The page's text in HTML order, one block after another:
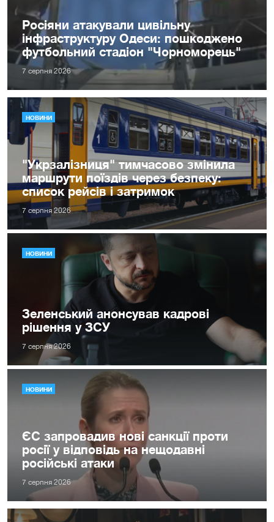
Росіяни атакували цивільну
інфраструктуру Одеси: пошкоджено
футбольний стадіон "Чорноморець"
7 серпня 2026
НОВИНИ
"Укрзалізниця" тимчасово змінила
маршрути поїздів через безпеку:
список рейсів і затримок
7 серпня 2026
НОВИНИ
Зеленський анонсував кадрові
рішення у ЗСУ
7 серпня 2026
НОВИНИ
ЄС запровадив нові санкції проти
росії у відповідь на нещодавні
російські атаки
7 серпня 2026